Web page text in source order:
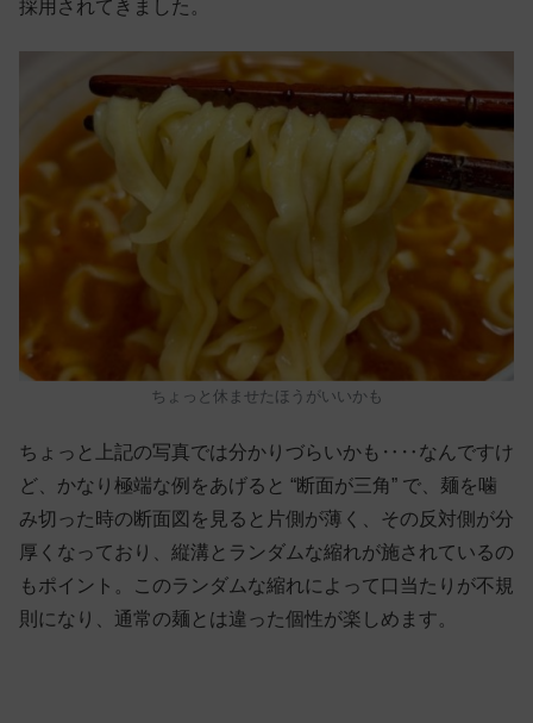
採用されてきました。
ちょっと休ませたほうがいいかも
ちょっと上記の写真では分かりづらいかも‥‥なんですけ
ど、かなり極端な例をあげると “断面が三角” で、麺を噛
み切った時の断面図を見ると片側が薄く、その反対側が分
厚くなっており、縦溝とランダムな縮れが施されているの
もポイント。このランダムな縮れによって口当たりが不規
則になり、通常の麺とは違った個性が楽しめます。